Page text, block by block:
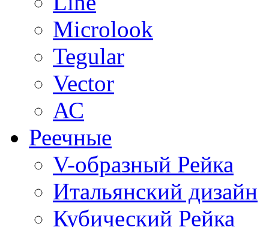
Microlook
Tegular
Vector
АС
Реечные
V-образный Рейка
Итальянский дизайн
Кубический Рейка